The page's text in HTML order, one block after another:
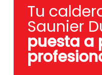
Tu
Saunier
puesta a